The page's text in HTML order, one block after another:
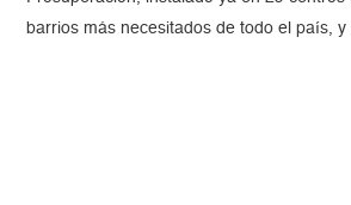
barrios más necesitados de todo el país, y